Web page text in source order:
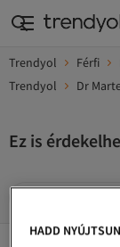
Trendyol Férfi
Trendyol
Dr
Ez is
Népszerű márkák
HADD